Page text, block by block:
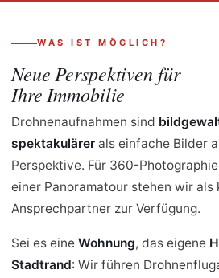
WAS IST MÖGLICH?
Neue Perspektiven für
Ihre Immobilie
Drohnenaufnahmen sind
spektakulärer als einfache Bilder
Perspektive. Für 360-
einer Panoramatour stehen wir als
Ansprechpartner zur Verfügung.
Sei es eine Wohnung, das eigene
Stadtrand: Wir führen